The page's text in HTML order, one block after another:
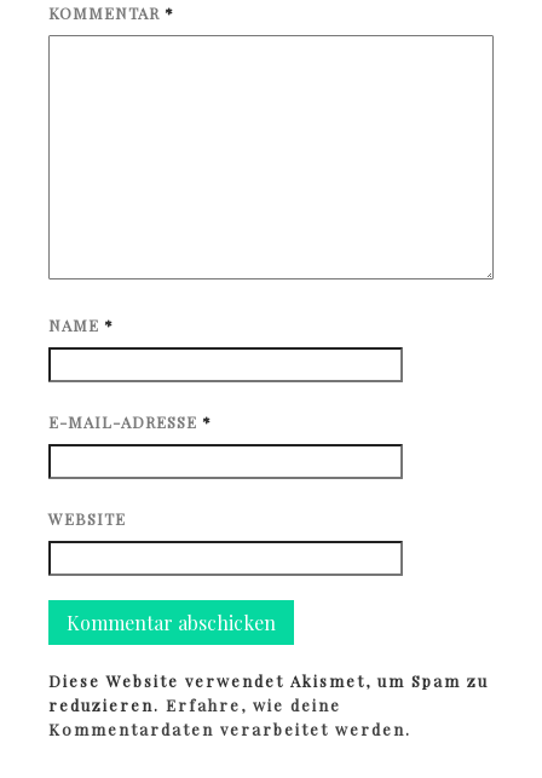
KOMMENTAR *
NAME *
E-MAIL-ADRESSE *
WEBSITE
Diese Website verwendet Akismet, um Spam zu
reduzieren.Erfahre, wie deine
Kommentardaten verarbeitet werden.